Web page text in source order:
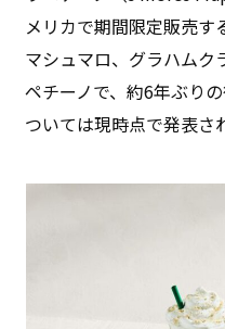
メリカで期間限定販売す
マシュマロ、グラハムク
ペチーノで、約6年ぶり
ついては現時点で発表さ